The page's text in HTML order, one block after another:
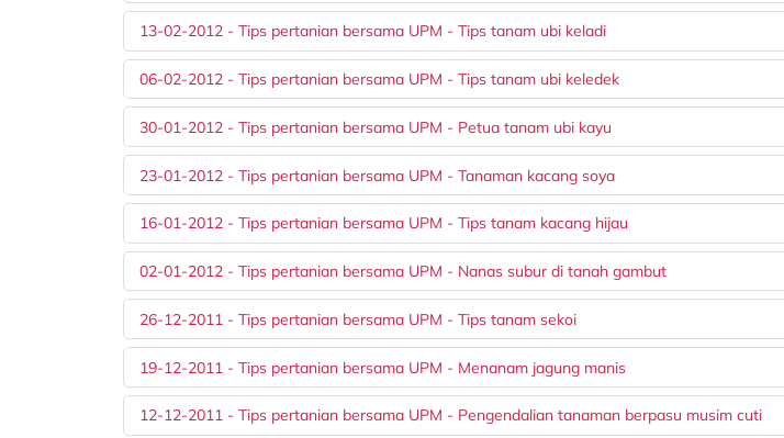
13-02-2012 - Tips pertanian bersama UPM - Tips tanam ubi keladi
06-02-2012 - Tips pertanian bersama UPM - Tips tanam ubi keledek
30-01-2012 - Tips pertanian bersama UPM - Petua tanam ubi kayu
23-01-2012 - Tips pertanian bersama UPM - Tanaman kacang soya
16-01-2012 - Tips pertanian bersama UPM - Tips tanam kacang hijau
02-01-2012 - Tips pertanian bersama UPM - Nanas subur di tanah gambut
26-12-2011 - Tips pertanian bersama UPM - Tips tanam sekoi
19-12-2011 - Tips pertanian bersama UPM - Menanam jagung manis
12-12-2011 - Tips pertanian bersama UPM - Pengendalian tanaman berpasu musim cuti